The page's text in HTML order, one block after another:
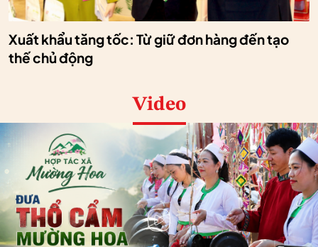
Xuất khẩu tăng tốc: Từ giữ đơn hàng đến tạo
thế chủ động
Video